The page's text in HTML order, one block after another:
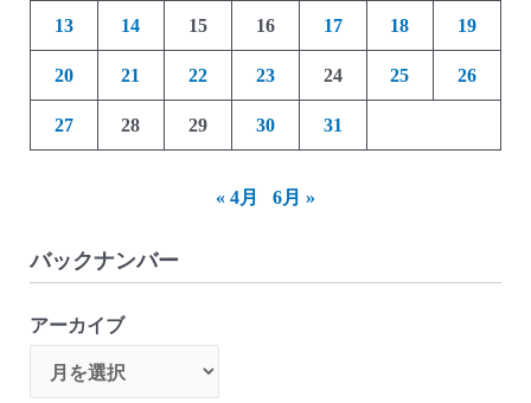
13 14 15 16 17 18 19
20 21 22 23 24 25 26
27 28 29 30 31
« 4月 6月 »
バックナンバー
アーカイブ